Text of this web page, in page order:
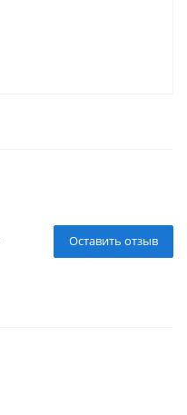
Оставить отзыв